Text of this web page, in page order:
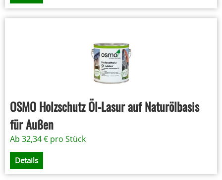
OSMO Holzschutz Öl-Lasur auf Naturölbasis
für Außen
Ab 32,34€ pro Stück
Details